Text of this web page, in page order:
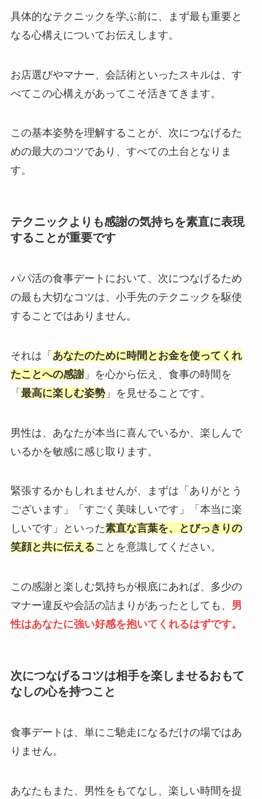
具体的なテクニックを学ぶ前に、まず最も重要と
なる心構えについてお伝えします。
お店選びやマナー、会話術といったスキルは、す
べてこの心構えがあってこそ活きてきます。
この基本姿勢を理解することが、次につなげるた
めの最大のコツであり、すべての土台となりま
す。
テクニックよりも感謝の気持ちを素直に表現
することが重要です
パパ活の食事デートにおいて、次につなげるため
の最も大切なコツは、小手先のテクニックを駆使
することではありません。
それは「 あなたのために時間とお金を使ってくれ
たことへの感謝」を心から伝え、食事の時間を
「 最高に楽しむ姿勢」を見せることです。
男性は、あなたが本当に喜んでいるか、楽しんで
いるかを敏感に感じ取ります。
緊張するかもしれませんが、まずは「ありがとう
ございます」「すごく美味しいです」「本当に楽
しいです」といった素直な言葉を、とびっきりの
笑顔と共に伝えることを意識してください。
この感謝と楽しむ気持ちが根底にあれば、多少の
マナー違反や会話の詰まりがあったとしても、 男
性はあなたに強い好感を抱いてくれるはずです。
次につなげるコツは相手を楽しませるおもて
なしの心を持つこと
食事デートは、単にご馳走になるだけの場ではあ
りません。
あなたもまた、男性をもてなし、楽しい時間を提